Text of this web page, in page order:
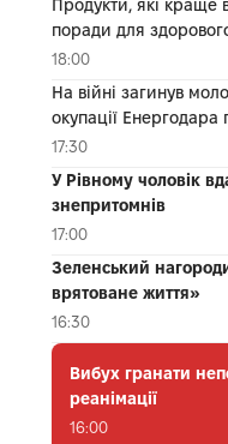
Продукти, які краще
поради для
18:00
На війні загинув
окупації
17:30
У Рівному чоловік
знепритомнів
17:00
Зеленський
врятоване життя»
16:30
Вибух гранати
реанімації
16:00